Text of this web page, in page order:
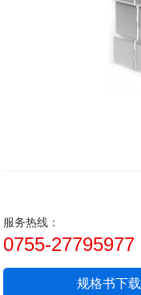
服务热线：
0755-27795977
规格书下载